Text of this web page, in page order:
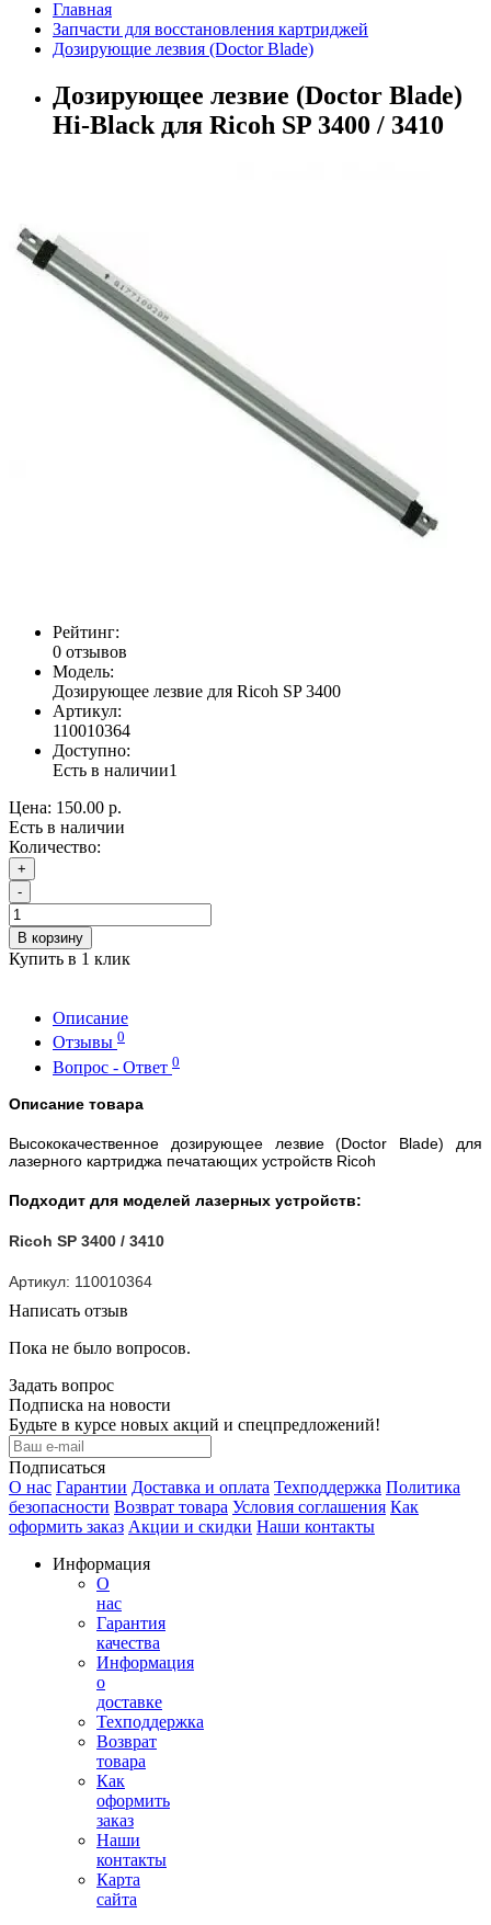
Главная
Запчасти для восстановления картриджей
Дозирующие лезвия (Doctor Blade)
Дозирующее лезвие (Doctor Blade)
Hi-Black для Ricoh SP 3400 / 3410
Рейтинг:
0 отзывов
Модель:
Дозирующее лезвие для Ricoh SP 3400
Артикул:
110010364
Доступно:
Есть в наличии1
Цена: 150.00 р.
Есть в наличии
Количество:
+
-
В корзину
Купить в 1 клик
Описание
Отзывы 0
Вопрос - Ответ 0
Описание товара
Высококачественное дозирующее лезвие (Doctor Blade) для
лазерного картриджа печатающих устройств Ricoh
Подходит для моделей лазерных устройств:
Ricoh SP 3400 / 3410
Артикул: 110010364
Написать отзыв
Пока не было вопросов.
Задать вопрос
Подписка на новости
Будьте в курсе новых акций и спецпредложений!
Подписаться
О нас Гарантии Доставка и оплата Техподдержка Политика
безопасности Возврат товара Условия соглашения Как
оформить заказ Акции и скидки Наши контакты
Информация
О
нас
Гарантия
качества
Информация
о
доставке
Техподдержка
Возврат
товара
Как
оформить
заказ
Наши
контакты
Карта
сайта